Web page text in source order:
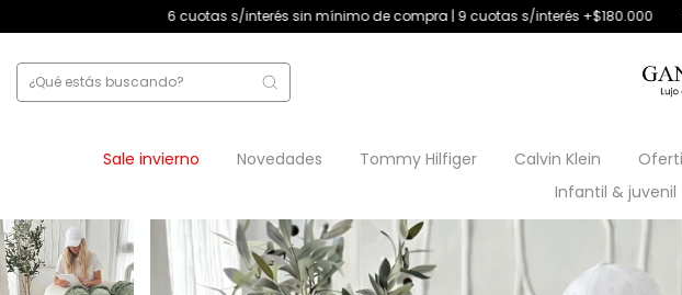
6 cuotas s/interés sin mínimo de compra | 9 cuotas s/interés +$180.000 12 cuotas s/interés
Sale invierno Novedades Tommy Hilfiger Calvin Klein
Infantil & juvenil